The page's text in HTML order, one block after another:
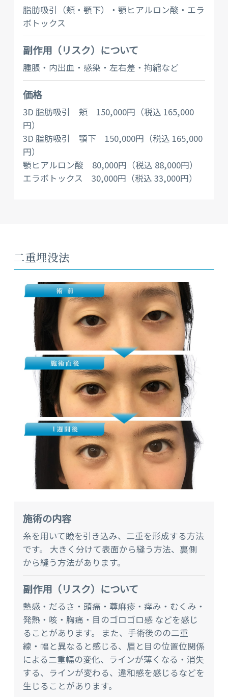
脂肪吸引（頬・顎下）・顎ヒアルロン酸・エラ
ボトックス
副作⽤（リスク）について
腫脹・内出血・感染・左右差・拘縮など
価格
3D 脂肪吸引 頬 150,000円（税込 165,000
円）
3D 脂肪吸引 顎下 150,000円（税込 165,000
円）
顎ヒアルロン酸 80,000円（税込 88,000円）
エラボトックス 30,000円（税込 33,000円）
二重埋没法
施術の内容
糸を用いて瞼を引き込み、二重を形成する方法
です。 大きく分けて表面から縫う方法、裏側
から縫う方法があります。
副作⽤（リスク）について
熱感・だるさ・頭痛・蕁麻疹・痒み・むくみ・
発熱・咳・胸痛・目のゴロゴロ感 などを感じ
ることがあります。 また、手術後のの二重
線・幅と異なると感じる、眉と目の位置位関係
による二重幅の変化、ラインが薄くなる・消失
する、ラインが変わる、違和感を感じるなどを
生じることがあります。